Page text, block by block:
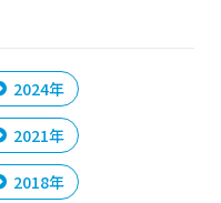
2024年
2021年
2018年